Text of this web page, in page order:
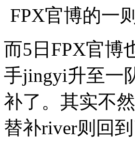
FPX官博的一
而5日FPX官博
手jingyi升至一
补了。其实不
替补river则回到